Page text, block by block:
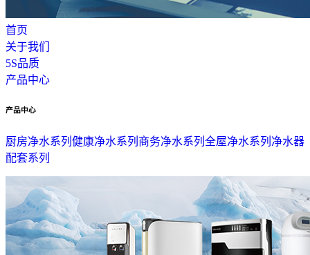
首页
关于我们
5S品质
产品中心
产品中心
厨房净水系列 健康净水系列 商务净水系列 全屋净水系列 净水器
配套系列